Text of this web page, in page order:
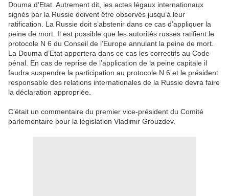
Douma d’Etat. Autrement dit, les actes légaux internationaux
signés par la Russie doivent être observés jusqu’à leur
ratification. La Russie doit s’abstenir dans ce cas d’appliquer la
peine de mort. Il est possible que les autorités russes ratifient le
protocole N 6 du Conseil de l’Europe annulant la peine de mort.
La Douma d’Etat apportera dans ce cas les correctifs au Code
pénal. En cas de reprise de l’application de la peine capitale il
faudra suspendre la participation au protocole N 6 et le président
responsable des relations internationales de la Russie devra faire
la déclaration appropriée.
C’était un commentaire du premier vice-président du Comité
parlementaire pour la législation Vladimir Grouzdev.